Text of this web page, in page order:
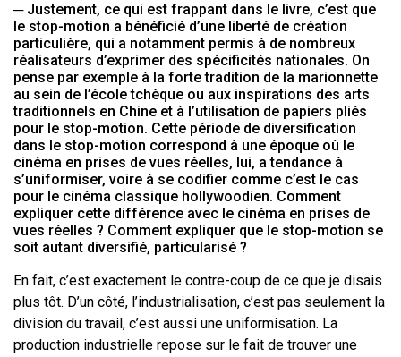
─ Justement, ce qui est frappant dans le livre, c’est que
le stop-motion a bénéficié d’une liberté de création
particulière, qui a notamment permis à de nombreux
réalisateurs d’exprimer des spécificités nationales. On
pense par exemple à la forte tradition de la marionnette
au sein de l’école tchèque ou aux inspirations des arts
traditionnels en Chine et à l’utilisation de papiers pliés
pour le stop-motion. Cette période de diversification
dans le stop-motion correspond à une époque où le
cinéma en prises de vues réelles, lui, a tendance à
s’uniformiser, voire à se codifier comme c’est le cas
pour le cinéma classique hollywoodien. Comment
expliquer cette différence avec le cinéma en prises de
vues réelles ? Comment expliquer que le stop-motion se
soit autant diversifié, particularisé ?
En fait, c’est exactement le contre-coup de ce que je disais
plus tôt. D’un côté, l’industrialisation, c’est pas seulement la
division du travail, c’est aussi une uniformisation. La
production industrielle repose sur le fait de trouver une